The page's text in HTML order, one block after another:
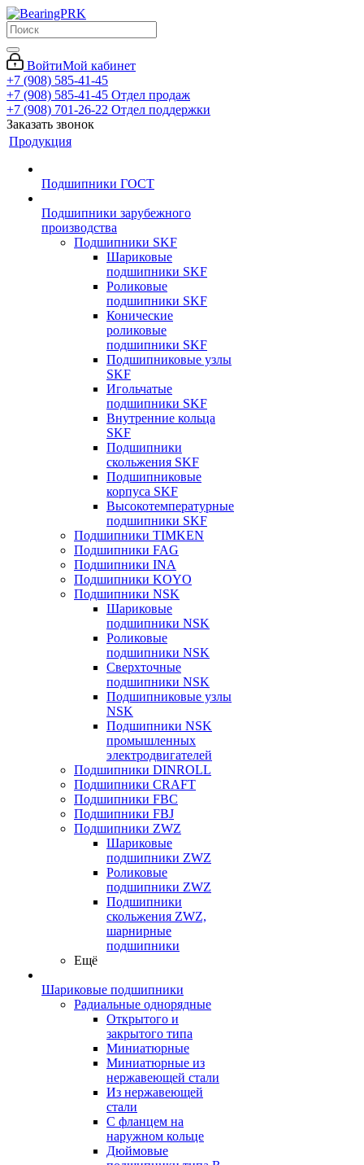
ВойтиМой кабинет
+7 (908) 585-41-45
+7 (908) 585-41-45 Отдел продаж
+7 (908) 701-26-22 Отдел поддержки
Заказать звонок
Продукция
Подшипники ГОСТ
Подшипники зарубежного
производства
Подшипники SKF
Шариковые
подшипники SKF
Роликовые
подшипники SKF
Конические
роликовые
подшипники SKF
Подшипниковые узлы
SKF
Игольчатые
подшипники SKF
Внутренние кольца
SKF
Подшипники
скольжения SKF
Подшипниковые
корпуса SKF
Высокотемпературные
подшипники SKF
Подшипники TIMKEN
Подшипники FAG
Подшипники INA
Подшипники KOYO
Подшипники NSK
Шариковые
подшипники NSK
Роликовые
подшипники NSK
Сверхточные
подшипники NSK
Подшипниковые узлы
NSK
Подшипники NSK
промышленных
электродвигателей
Подшипники DINROLL
Подшипники CRAFT
Подшипники FBC
Подшипники FBJ
Подшипники ZWZ
Шариковые
подшипники ZWZ
Роликовые
подшипники ZWZ
Подшипники
скольжения ZWZ,
шарнирные
подшипники
Ещё
Шариковые подшипники
Радиальные однорядные
Открытого и
закрытого типа
Миниатюрные
Миниатюрные из
нержавеющей стали
Из нержавеющей
стали
С фланцем на
наружном кольце
Дюймовые